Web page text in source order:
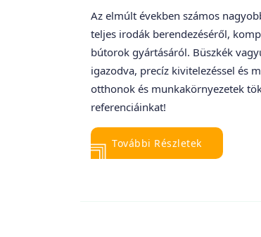
Az elmúlt években számos
teljes irodák berendezéséről,
bútorok gyártásáról. Büszkék
igazodva, precíz kivitelezéssel és
otthonok és munkakörnyezetek
referenciáinkat!
További Részletek